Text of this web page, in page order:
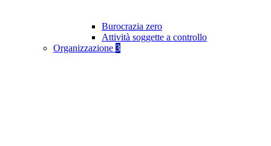
Burocrazia zero
Attività soggette a controllo
Organizzazione 3